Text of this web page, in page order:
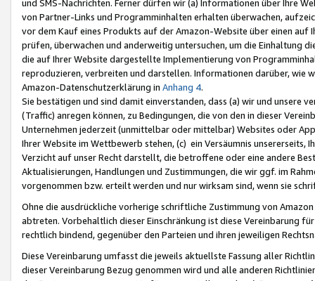
und SMS-Nachrichten. Ferner dürfen wir (a) Informationen über Ihre
von Partner-Links und Programminhalten erhalten überwachen,
vor dem Kauf eines Produkts auf der Amazon-Website über einen
prüfen, überwachen und anderweitig untersuchen, um die Einhaltung
die auf Ihrer Website dargestellte Implementierung von
reproduzieren, verbreiten und darstellen. Informationen darüber, wie
Amazon-Datenschutzerklärung in Anhang 4.
Sie bestätigen und sind damit einverstanden, dass (a) wir und
(Traffic) anregen können, zu Bedingungen, die von den in dieser
Unternehmen jederzeit (unmittelbar oder mittelbar) Websites oder
Ihrer Website im Wettbewerb stehen, (c) ein Versäumnis unsererseits,
Verzicht auf unser Recht darstellt, die betroffene oder eine andere
Aktualisierungen, Handlungen und Zustimmungen, die wir ggf. im
vorgenommen bzw. erteilt werden und nur wirksam sind, wenn sie
Ohne die ausdrückliche vorherige schriftliche Zustimmung von
abtreten. Vorbehaltlich dieser Einschränkung ist diese Vereinbarung
rechtlich bindend, gegenüber den Parteien und ihren jeweiligen
Diese Vereinbarung umfasst die jeweils aktuellste Fassung aller
dieser Vereinbarung Bezug genommen wird und alle anderen